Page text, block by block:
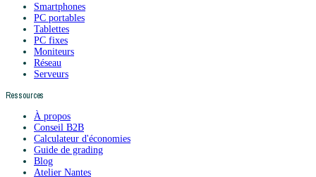
Smartphones
PC portables
Tablettes
PC fixes
Moniteurs
Réseau
Serveurs
Ressources
À propos
Conseil B2B
Calculateur d'économies
Guide de grading
Blog
Atelier Nantes